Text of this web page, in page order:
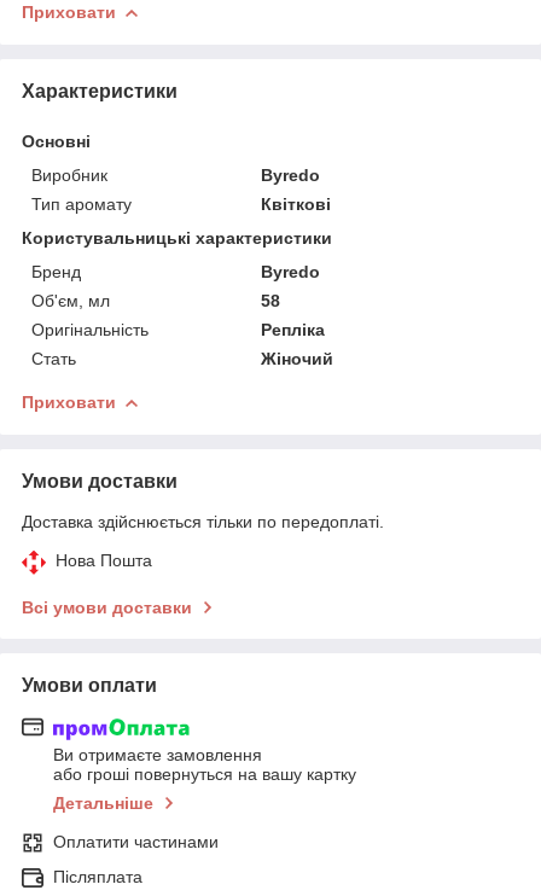
Приховати
Характеристики
Основні
Виробник
Byredo
Тип аромату
Квіткові
Користувальницькі характеристики
Бренд
Byredo
Об'єм, мл
58
Оригінальність
Репліка
Стать
Жіночий
Приховати
Умови доставки
Доставка здійснюється тільки по передоплаті.
Нова Пошта
Всі умови доставки
Умови оплати
Ви отримаєте замовлення
або гроші повернуться на вашу картку
Детальніше
Оплатити частинами
Післяплата